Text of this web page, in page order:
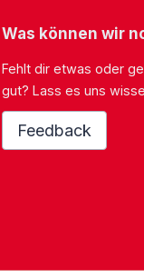
Was können wir
Fehlt dir etwas oder
gut? Lass es uns
Feedback